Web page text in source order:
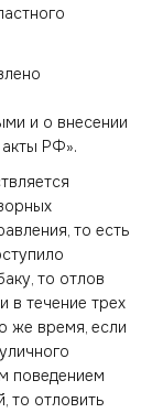
и о внесении
РФ».
то есть
то отлов
в течение трех
же время, если
поведением
то отловить